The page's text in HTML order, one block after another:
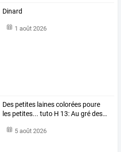
Dinard
1 août 2026
Des petites lainescolorées poure
les petites... tuto H 13:Au grédes…
5 août 2026